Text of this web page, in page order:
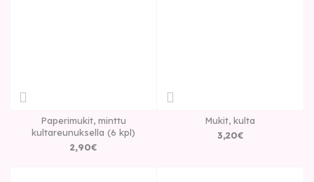
Paperimukit, minttu
kultareunuksella (6 kpl)
2,90€
Mukit, kulta
3,20€